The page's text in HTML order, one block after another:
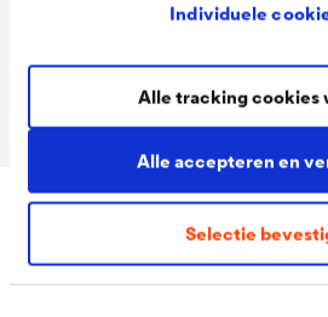
Individuele
Alle accepteren en
Selectie
Alle tracking cookies
Wit
Packaging Sizes
1,0 L / 2,5 L
Downloads